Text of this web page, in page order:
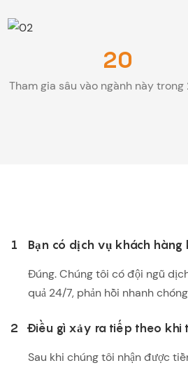
20
Tham gia sâu vào ngành này trong
1 Bạn có dịch vụ khách hàng
Đúng. Chúng tôi có đội ngũ
quả 24/7, phản hồi nhanh
2 Điều gì xảy ra tiếp theo khi
Sau khi chúng tôi nhận được